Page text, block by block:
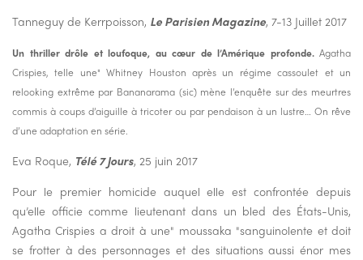
Tanneguy de Kerrpoisson, Le Parisien Magazine, 7-13 Juillet 2017
Un thriller drôle et loufoque, au cœur de l’Amérique profonde.Agatha
Crispies, telle une" Whitney Houston après un régime cassoulet et un
relooking extrême par Bananarama (sic) mène l’enquête sur des meurtres
commis à coups d’aiguille à tricoter ou par pendaison à un lustre… On rêve
d’une adaptation en série.
Eva Roque, Télé 7 Jours, 25 juin 2017
Pour le pre­mier ho­mi­cide au­quel elle est confron­tée de­puis
qu’elle of­fi­cie comme lieu­te­nant dans un bled des États-Unis,
Aga­tha Cris­pies a droit à une" mous­saka "san­gui­no­lente et doit
se frot­ter à des per­son­nages et des si­tua­tions aussi énor mes